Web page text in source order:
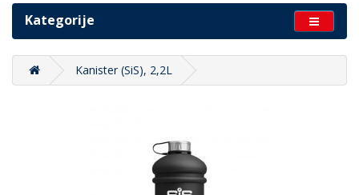
Kategorije
Kanister (SiS), 2,2L